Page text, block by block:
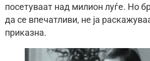
посетуваат над милион луѓе. Но
да се впечатливи, не ја
приказна.